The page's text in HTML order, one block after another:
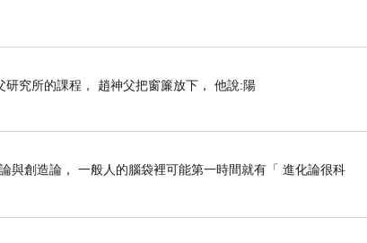
究所的課程， 趙神父把窗簾放下， 他說:陽
與創造論， 一般人的腦袋裡可能第一時間就有「 進化論很科